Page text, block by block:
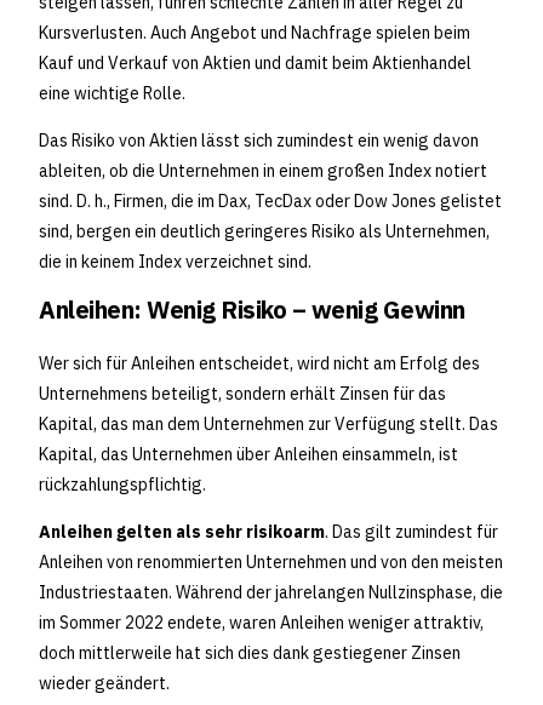
Kursverlusten. Auch Angebot und Nachfrage spielen beim
Kauf und Verkauf von Aktien und damit beim Aktienhandel
eine wichtige Rolle.
Das Risiko von Aktien lässt sich zumindest ein wenig davon
ableiten, ob die Unternehmen in einem großen Index notiert
sind. D. h., Firmen, die im Dax, TecDax oder Dow Jones gelistet
sind, bergen ein deutlich geringeres Risiko als Unternehmen,
die in keinem Index verzeichnet sind.
Anleihen: Wenig Risiko – wenig Gewinn
Wer sich für Anleihen entscheidet, wird nicht am Erfolg des
Unternehmens beteiligt, sondern erhält Zinsen für das
Kapital, das man dem Unternehmen zur Verfügung stellt. Das
Kapital, das Unternehmen über Anleihen einsammeln, ist
rückzahlungspflichtig.
Anleihen gelten als sehr risikoarm. Das gilt zumindest für
Anleihen von renommierten Unternehmen und von den meisten
Industriestaaten. Während der jahrelangen Nullzinsphase, die
im Sommer 2022 endete, waren Anleihen weniger attraktiv,
doch mittlerweile hat sich dies dank gestiegener Zinsen
wieder geändert.